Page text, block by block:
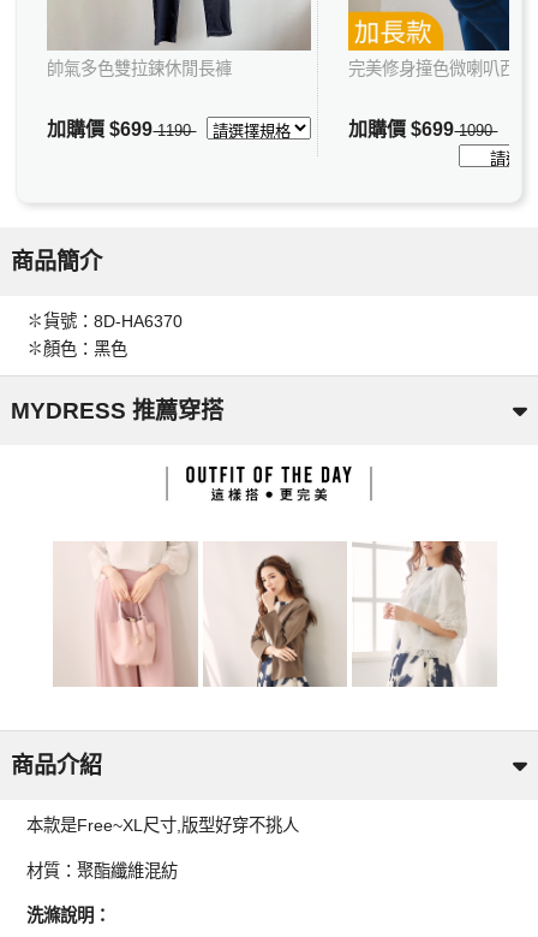
帥氣多色雙拉鍊休閒長褲
加購價$6991190
完美修身撞色微喇叭西裝
加購價$6991090
商品簡介
✽貨號：8D-HA6370
✽顏色：黑色
MYDRESS 推薦穿搭
商品介紹
本款是Free~XL尺寸,版型好穿不挑人
材質：聚酯纖維混紡
洗滌說明：